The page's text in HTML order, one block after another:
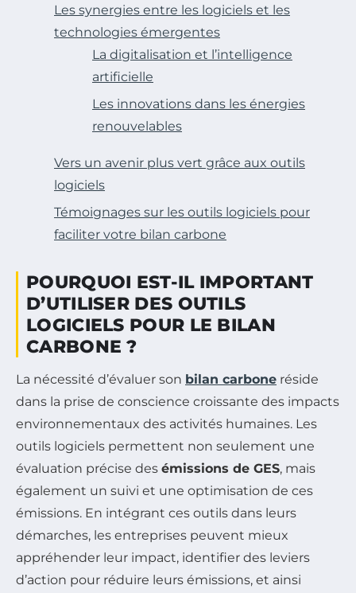
Les synergies entre les logiciels et les
technologies émergentes
La digitalisation et l’intelligence
artificielle
Les innovations dans les énergies
renouvelables
Vers un avenir plus vert grâce aux outils
logiciels
Témoignages sur les outils logiciels pour
faciliter votre bilan carbone
POURQUOI EST-IL IMPORTANT
D’UTILISER DES OUTILS
LOGICIELS POUR LE BILAN
CARBONE ?
La nécessité d’évaluer son bilan carbone réside
dans la prise de conscience croissante des impacts
environnementaux des activités humaines. Les
outils logiciels permettent non seulement une
évaluation précise des émissions de GES, mais
également un suivi et une optimisation de ces
émissions. En intégrant ces outils dans leurs
démarches, les entreprises peuvent mieux
appréhender leur impact, identifier des leviers
d’action pour réduire leurs émissions, et ainsi